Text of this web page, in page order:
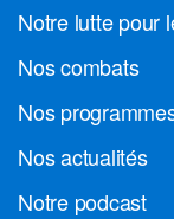
Notre lutte pour
Nos combats
Nos
Nos actualités
Notre podcast